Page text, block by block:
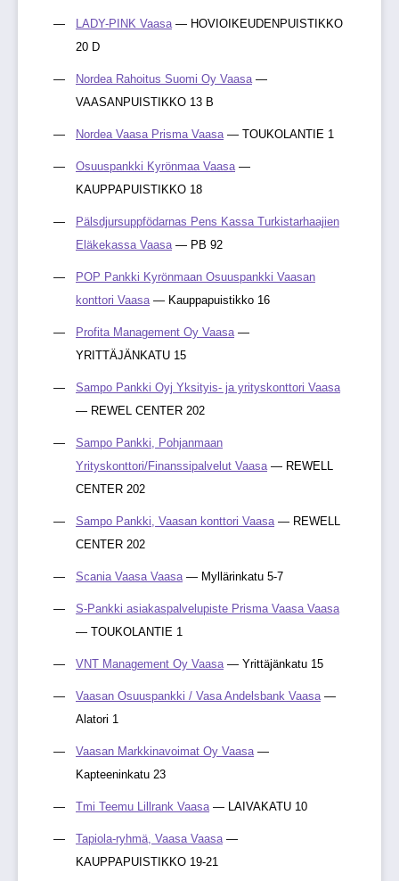
LADY-PINK Vaasa— HOVIOIKEUDENPUISTIKKO
20 D
Nordea Rahoitus Suomi Oy Vaasa—
VAASANPUISTIKKO 13 B
Nordea Vaasa Prisma Vaasa— TOUKOLANTIE 1
Osuuspankki Kyrönmaa Vaasa—
KAUPPAPUISTIKKO 18
Pälsdjursuppfödarnas Pens Kassa Turkistarhaajien
Eläkekassa Vaasa— PB 92
POP Pankki Kyrönmaan Osuuspankki Vaasan
konttori Vaasa— Kauppapuistikko 16
Profita Management Oy Vaasa—
YRITTÄJÄNKATU 15
Sampo Pankki Oyj Yksityis- ja yrityskonttori Vaasa
— REWEL CENTER 202
Sampo Pankki, Pohjanmaan
Yrityskonttori/Finanssipalvelut Vaasa— REWELL
CENTER 202
Sampo Pankki, Vaasan konttori Vaasa— REWELL
CENTER 202
Scania Vaasa Vaasa— Myllärinkatu 5-7
S-Pankki asiakaspalvelupiste Prisma Vaasa Vaasa
— TOUKOLANTIE 1
VNT Management Oy Vaasa— Yrittäjänkatu 15
Vaasan Osuuspankki / Vasa Andelsbank Vaasa—
Alatori 1
Vaasan Markkinavoimat Oy Vaasa—
Kapteeninkatu 23
Tmi Teemu Lillrank Vaasa— LAIVAKATU 10
Tapiola-ryhmä, Vaasa Vaasa—
KAUPPAPUISTIKKO 19-21